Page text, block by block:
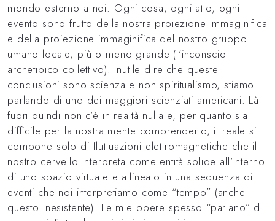
mondo esterno a noi. Ogni cosa, ogni atto, ogni
evento sono frutto della nostra proiezione immaginifica
e della proiezione immaginifica del nostro gruppo
umano locale, più o meno grande (l’inconscio
archetipico collettivo). Inutile dire che queste
conclusioni sono scienza e non spiritualismo, stiamo
parlando di uno dei maggiori scienziati americani. Là
fuori quindi non c’è in realtà nulla e, per quanto sia
difficile per la nostra mente comprenderlo, il reale si
compone solo di fluttuazioni elettromagnetiche che il
nostro cervello interpreta come entità solide all’interno
di uno spazio virtuale e allineato in una sequenza di
eventi che noi interpretiamo come “tempo” (anche
questo inesistente). Le mie opere spesso “parlano” di